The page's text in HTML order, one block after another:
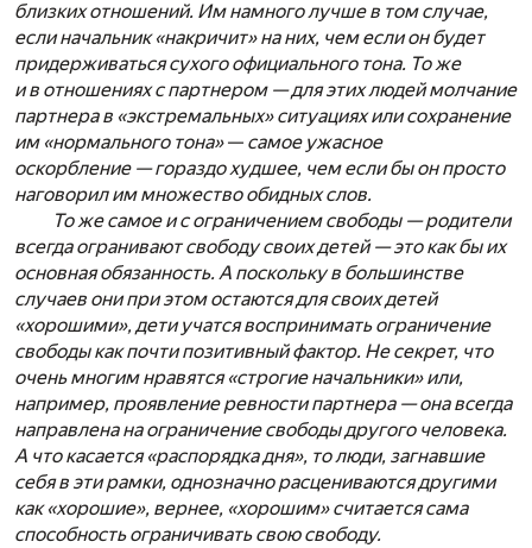
близких отношений. Им намного лучше в том случае,
если начальник «накричит» на них, чем если он будет
придерживаться сухого официального тона. То же
и в отношениях с партнером — для этих людей молчание
партнера в «экстремальных» ситуациях или сохранение
им «нормального тона»— самое ужасное
оскорбление — гораздо худшее, чем если бы он просто
наговорил им множество обидных слов.
То же самое и с ограничением свободы — родители
всегда огранивают свободу своих детей — это как бы их
основная обязанность. А поскольку в большинстве
случаев они при этом остаются для своих детей
«хорошими», дети учатся воспринимать ограничение
свободы как почти позитивный фактор. Не секрет, что
очень многим нравятся «строгие начальники» или,
например, проявление ревности партнера — она всегда
направлена на ограничение свободы другого человека.
А что касается «распорядка дня», то люди, загнавшие
себя в эти рамки, однозначно расцениваются другими
как «хорошие», вернее, «хорошим» считается сама
способность ограничивать свою свободу.